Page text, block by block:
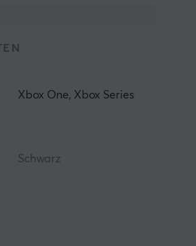
Xbox One, Xbox Series
Schwarz